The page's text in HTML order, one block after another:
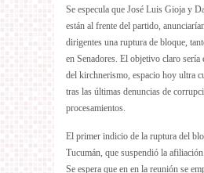
Se especula que José Luis Gioja y
están al frente del partido,
dirigentes una ruptura de bloque,
en Senadores. El objetivo claro sería
del kirchnerismo, espacio hoy ultra
tras las últimas denuncias de
procesamientos.
El primer indicio de la ruptura del
Tucumán, que suspendió la
Se espera que en en la reunión se